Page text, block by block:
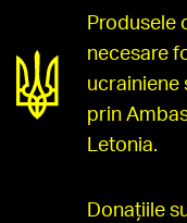
Produsele
necesare
ucrainiene
prin
Letonia.
Donațiile